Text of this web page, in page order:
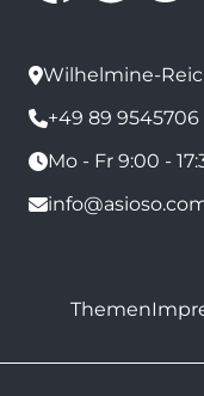
Wilhelmine-
+49 89 9545706
Mo - Fr 9:00 -
Themen